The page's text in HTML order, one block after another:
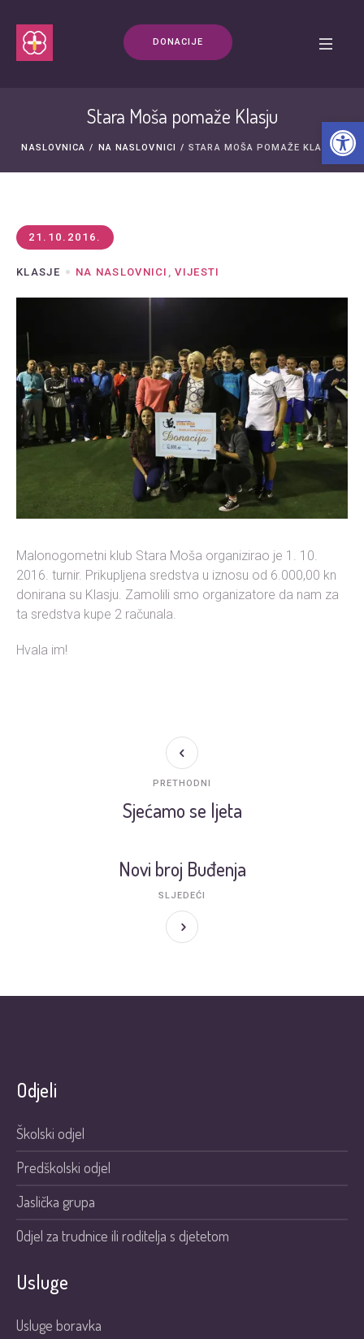
DONACIJE
Stara Moša pomaže Klasju
NASLOVNICA / NA NASLOVNICI / STARA MOŠA POMAŽE KLASJU
21.10.2016.
KLASJE NA NASLOVNICI ,VIJESTI
Malonogometni klub Stara Moša organizirao je 1. 10.
2016. turnir. Prikupljena sredstva u iznosu od 6.000,00 kn
donirana su Klasju. Zamolili smo organizatore da nam za
ta sredstva kupe 2 računala.
Hvala im!
Sjećamo se ljeta
PRETHODNI
Novi broj Buđenja
SLJEDEĆI
Odjeli
Školski odjel
Predškolski odjel
Jaslička grupa
Odjel za trudnice ili roditelja s djetetom
Usluge
Usluge boravka